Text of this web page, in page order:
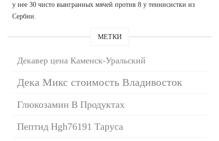
у нее 30 чисто выигранных мячей против 8 у теннисистки из
Сербии.
МЕТКИ
Декавер цена Каменск-Уральский
Дека Микс стоимость Владивосток
Глюкозамин В Продуктах
Пептид Hgh76191 Таруса